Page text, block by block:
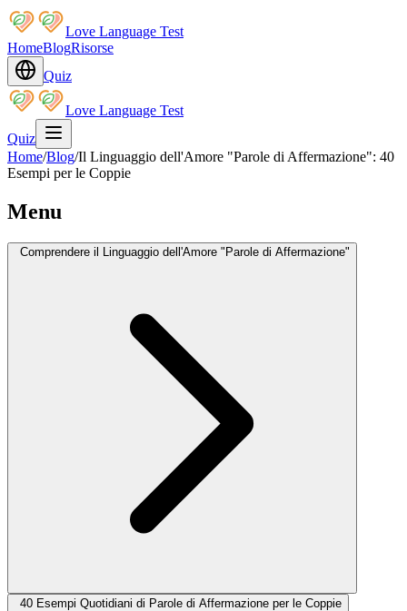
Love Language Test
HomeBlogRisorse
Quiz
Love Language Test
Quiz
Home/Blog/Il Linguaggio dell'Amore "Parole di Affermazione": 40
Esempi per le Coppie
Menu
Comprendere il Linguaggio dell'Amore "Parole di Affermazione"
40 Esempi Quotidiani di Parole di Affermazione per le Coppie